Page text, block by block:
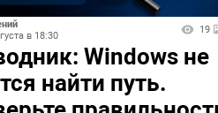
в 18:30
19
Windows не
найти путь.